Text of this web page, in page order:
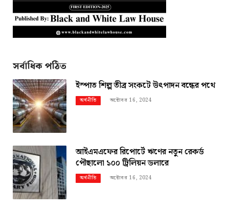
সর্বাধিক পঠিত
ইস্পাত শিল্প তীব্র সংকটে উৎপাদন বন্ধের পথে
অর্থনীতি অক্টোবর 16, 2024
আইএমএফের রিপোর্টে ঋণের নতুন রেকর্ড
পৌছালো ১০০ ট্রিলিয়ন ডলারে
অর্থনীতি অক্টোবর 16, 2024